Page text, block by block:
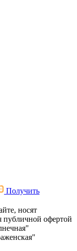
Получить
носят
публичной офертой